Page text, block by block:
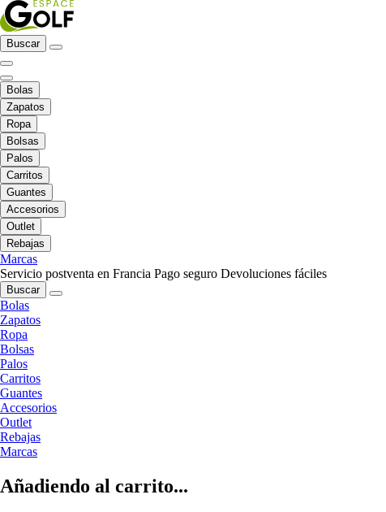
Buscar
Bolas
Zapatos
Ropa
Bolsas
Palos
Carritos
Guantes
Accesorios
Outlet
Rebajas
Marcas
Servicio postventa en Francia Pago seguro Devoluciones fáciles
Buscar
Bolas
Zapatos
Ropa
Bolsas
Palos
Carritos
Guantes
Accesorios
Outlet
Rebajas
Marcas
Añadiendo al carrito...